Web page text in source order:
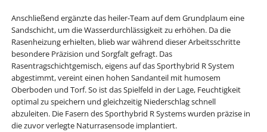
Anschließend ergänzte das heiler-Team auf dem Grundplaum eine
Sandschicht, um die Wasserdurchlässigkeit zu erhöhen. Da die
Rasenheizung erhielten, blieb war während dieser Arbeitsschritte
besondere Präzision und Sorgfalt gefragt. Das
Rasentragschichtgemisch, eigens auf das Sporthybrid R System
abgestimmt, vereint einen hohen Sandanteil mit humosem
Oberboden und Torf. So ist das Spielfeld in der Lage, Feuchtigkeit
optimal zu speichern und gleichzeitig Niederschlag schnell
abzuleiten. Die Fasern des Sporthybrid R Systems wurden präzise in
die zuvor verlegte Naturrasensode implantiert.